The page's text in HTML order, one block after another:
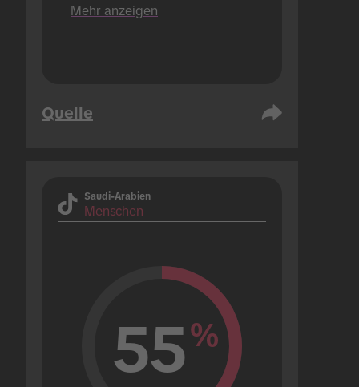
Mehr anzeigen
Quelle
Saudi-Arabien
Menschen
55%